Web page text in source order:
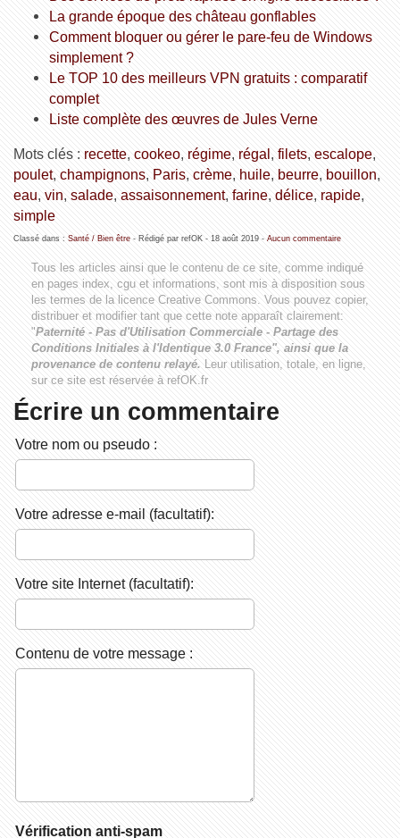
La grande époque des château gonflables
Comment bloquer ou gérer le pare-feu de Windows
simplement ?
Le TOP 10 des meilleurs VPN gratuits : comparatif
complet
Liste complète des œuvres de Jules Verne
Mots clés : recette, cookeo, régime, régal, filets, escalope,
poulet, champignons, Paris, crème, huile, beurre, bouillon,
eau, vin, salade, assaisonnement, farine, délice, rapide,
simple
Classé dans : Santé / Bien être- Rédigé par refOK - 18 août 2019- Aucun commentaire
Tous les articles ainsi que le contenu de ce site, comme indiqué
en pages index, cgu et informations, sont mis à disposition sous
les termes de la licence Creative Commons. Vous pouvez copier,
distribuer et modifier tant que cette note apparaît clairement:
"Paternité - Pas d'Utilisation Commerciale - Partage des
Conditions Initiales à l'Identique 3.0 France", ainsi que la
provenance de contenu relayé. Leur utilisation, totale, en ligne,
sur ce site est réservée à refOK.fr
Écrire un commentaire
Votre nom ou pseudo :
Votre adresse e-mail (facultatif):
Votre site Internet (facultatif):
Contenu de votre message :
Vérification anti-spam